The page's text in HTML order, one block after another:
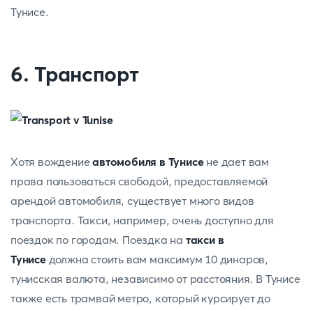
Тунисе.
6. Транспорт
Хотя вождение автомобиля в Тунисене дает вам
права пользоваться свободой, предоставляемой
арендой автомобиля, существует много видов
транспорта. Такси, например, очень доступно для
поездок по городам. Поездка на такси в
Тунисе должна стоить вам максимум 10 динаров,
тунисская валюта, независимо от расстояния. В Тунисе
также есть трамвай метро, который курсирует до